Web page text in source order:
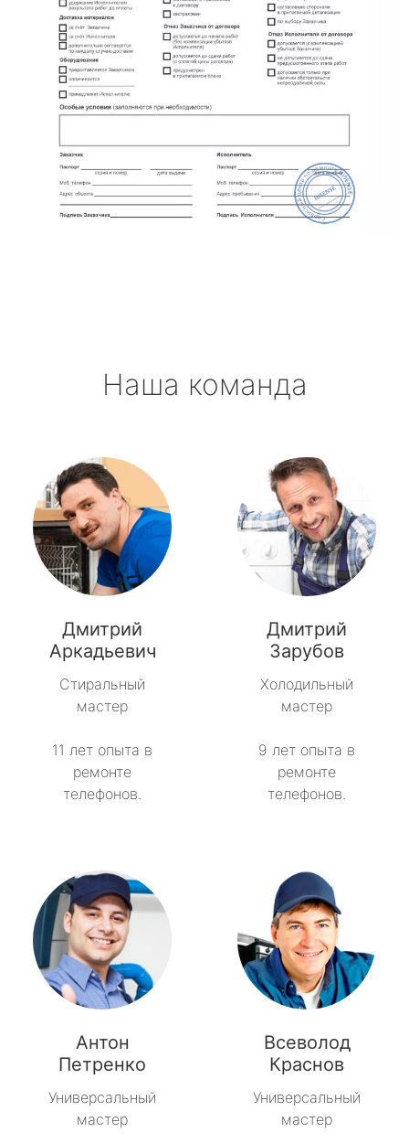
Наша команда
Дмитрий
Аркадьевич
Стиральный
мастер
11 лет опыта в
ремонте
телефонов.
Дмитрий
Зарубов
Холодильный
мастер
9 лет опыта в
ремонте
телефонов.
Антон
Петренко
Универсальный
мастер
Всеволод
Краснов
Универсальный
мастер